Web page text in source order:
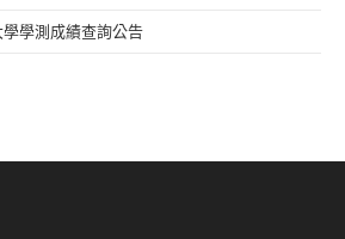
學測成績查詢公告